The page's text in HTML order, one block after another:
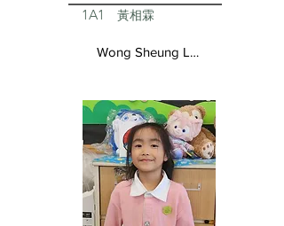
1A1 黃相霖
Wong Sheung Lam